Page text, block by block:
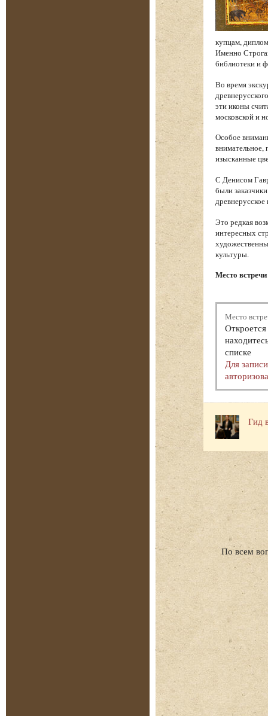
купцам,
Именно
библиотеки и
Во время
эти иконы
московской и
Особое
внимательное,
изысканные
С Денисом
были
древнерусское
Это редкая
интересных
культуры.
Место
Место
списке
Для
Гид
По всем